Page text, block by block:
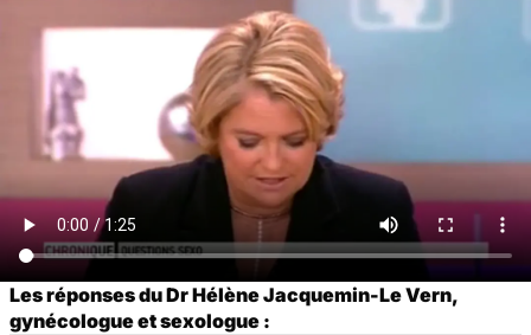
Les réponses du Dr Hélène Jacquemin-Le Vern,
gynécologue et sexologue :